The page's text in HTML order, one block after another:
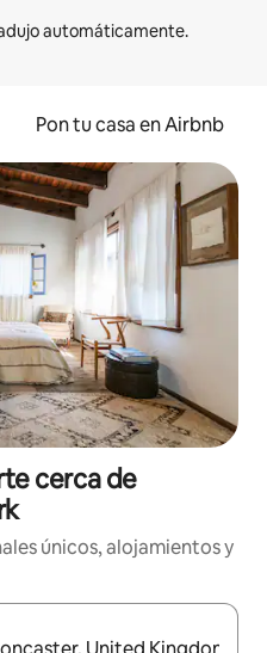
Pon tu casa en Airbnb
cerca de
únicos, alojamientos y
navega con las